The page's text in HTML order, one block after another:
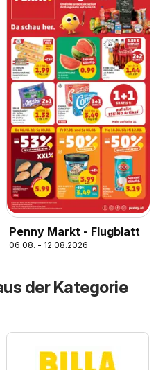
Penny Markt - Flugblatt
06.08. - 12.08.2026
der Kategorie